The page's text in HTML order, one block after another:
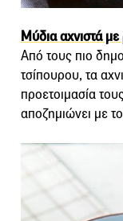
Μύδια αχνιστά
Από τους πιο
τσίπουρου, τα
προετοιμασία
αποζημιώνει με